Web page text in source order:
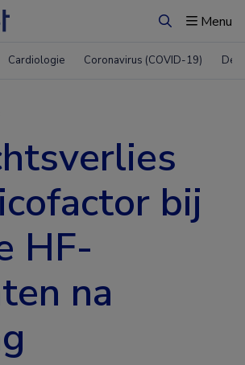
ZoekenMenu
Cardiologie Coronavirus (COVID-19)
bij
HF-
na